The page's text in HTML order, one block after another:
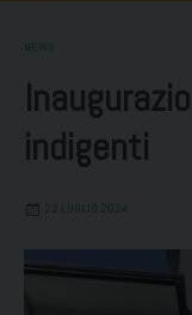
NEWS
indigenti
22 LUGLIO 2024